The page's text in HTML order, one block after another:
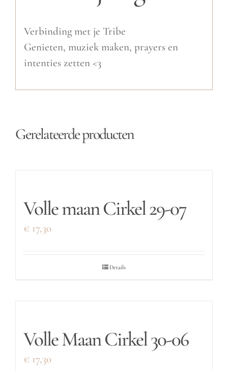
Verbinding met je Tribe
Genieten, muziek maken, prayers en
intenties zetten <3
Gerelateerde producten
Volle maan Cirkel 29-07
€ 17,30
Details
Volle Maan Cirkel 30-06
€ 17,30